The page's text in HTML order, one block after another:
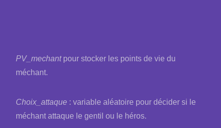
PV_mechantpour stocker les points de vie du
méchant.
Choix_attaque : variable aléatoire pour décider si le
méchant attaque le gentil ou le héros.